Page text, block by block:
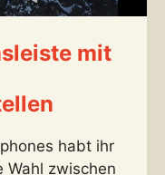
mit
habt ihr
Wahl zwischen